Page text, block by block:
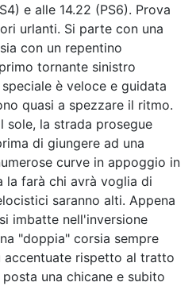
e alle 14.22 (PS6). Prova
urlanti. Si parte con una
con un repentino
tornante sinistro
è veloce e guidata
quasi a spezzare il ritmo.
sole, la strada prosegue
di giungere ad una
curve in appoggio in
farà chi avrà voglia di
saranno alti. Appena
imbatte nell'inversione
"doppia" corsia sempre
accentuate rispetto al tratto
una chicane e subito